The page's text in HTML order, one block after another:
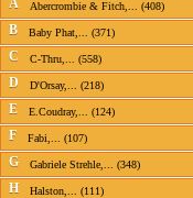
A Abercrombie & Fitch,... (408)
B Baby Phat,... (371)
C C-Thru,... (558)
D D'Orsay,... (218)
E E.Coudray,... (124)
F Fabi,... (107)
G Gabriele Strehle,... (348)
H Halston,... (111)